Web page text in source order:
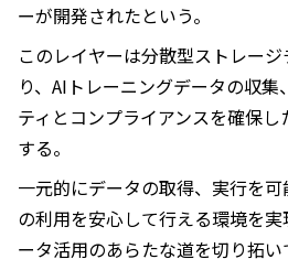
ーが開発されたという。
このレイヤーは分散型ストレー
り、AIトレーニングデータの収
ティとコンプライアンスを確保
する。
一元的にデータの取得、実行を
の利用を安心して行える環境を
ータ活用のあらたな道を切り拓い